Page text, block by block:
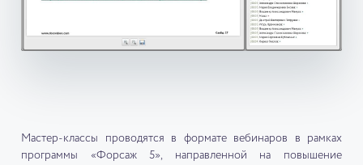
Мастер-классы проводятся в формате вебинаров в рамках
программы «Форсаж 5», направленной на повышение